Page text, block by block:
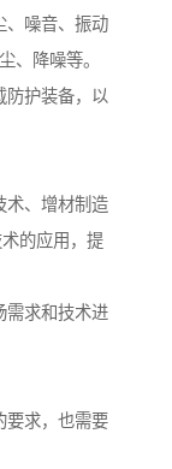
、噪音、振动
、降噪等。
防护装备，以
术、增材制造
的应用，提
需求和技术进
要求，也需要